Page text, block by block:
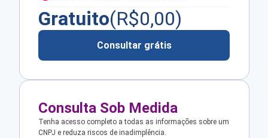
Gratuito(R$0,00)
Consultar grátis
Consulta Sob Medida
Tenha acesso completo a todas as informações sobre um
CNPJ e reduza riscos de inadimplência.